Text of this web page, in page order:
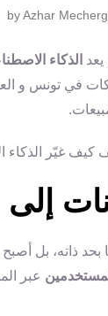
byAzhar
الذكاء
في تونس و
غيّر الذكاء
بحد ذاته، بل أصبح
عبر